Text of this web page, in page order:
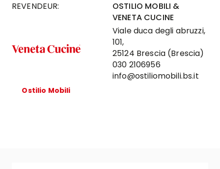
REVENDEUR:
Ostilio Mobili
OSTILIO MOBILI &
VENETA CUCINE
Viale duca degli abruzzi,
101,
25124 Brescia (Brescia)
030 2106956
info@ostiliomobili.bs.it